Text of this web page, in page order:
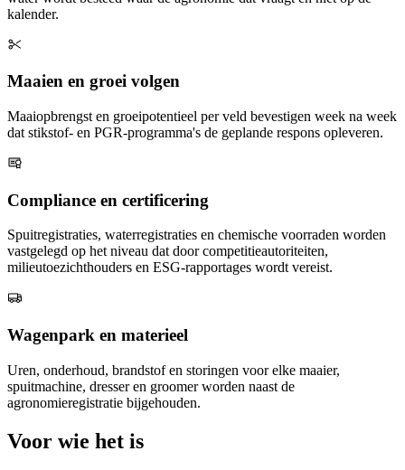
kalender.
Maaien en groei volgen
Maaiopbrengst en groeipotentieel per veld bevestigen week na week
dat stikstof- en PGR-programma's de geplande respons opleveren.
Compliance en certificering
Spuitregistraties, waterregistraties en chemische voorraden worden
vastgelegd op het niveau dat door competitieautoriteiten,
milieutoezichthouders en ESG-rapportages wordt vereist.
Wagenpark en materieel
Uren, onderhoud, brandstof en storingen voor elke maaier,
spuitmachine, dresser en groomer worden naast de
agronomieregistratie bijgehouden.
Voor wie het is